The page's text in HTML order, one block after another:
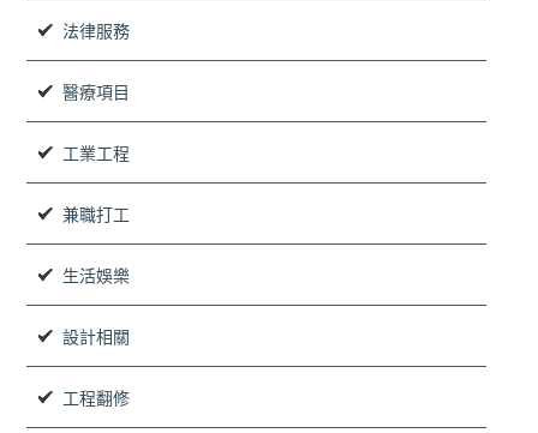
法律服務
醫療項目
工業工程
兼職打工
生活娛樂
設計相關
工程翻修